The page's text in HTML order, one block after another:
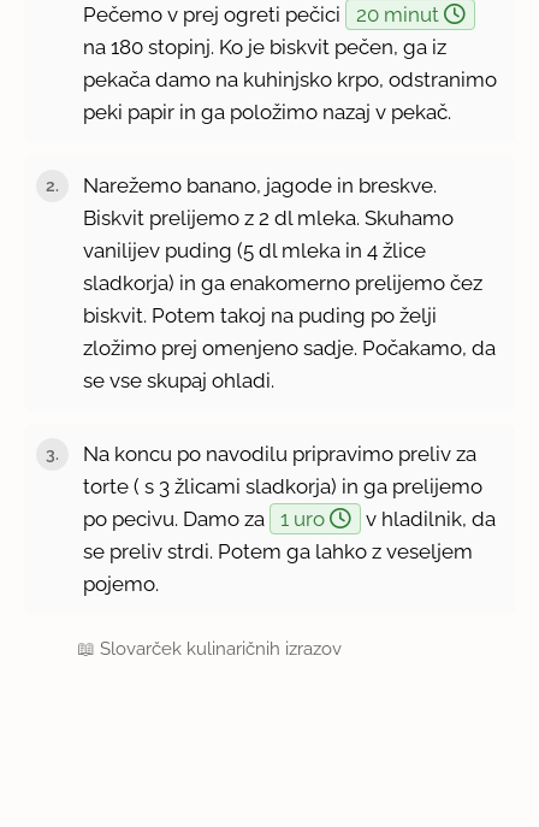
Pečemo v prej ogreti pečici
20 minut
na 180 stopinj. Ko je biskvit pečen, ga iz
pekača damo na kuhinjsko krpo, odstranimo
peki papir in ga položimo nazaj v pekač.
Narežemo banano, jagode in breskve.
Biskvit prelijemo z 2 dl mleka. Skuhamo
vanilijev puding (5 dl mleka in 4 žlice
sladkorja) in ga enakomerno prelijemo čez
biskvit. Potem takoj na puding po želji
zložimo prej omenjeno sadje. Počakamo, da
se vse skupaj ohladi.
Na koncu po navodilu pripravimo preliv za
torte ( s 3 žlicami sladkorja) in ga prelijemo
po pecivu. Damo za
1 uro
v hladilnik, da
se preliv strdi. Potem ga lahko z veseljem
pojemo.
📖Slovarček kulinaričnih izrazov